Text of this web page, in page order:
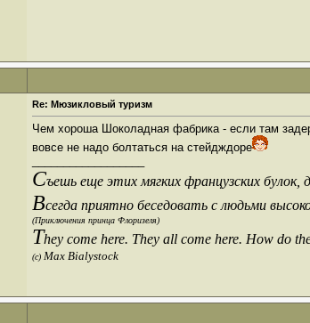
Re: Мюзикловый туризм
Чем хороша Шоколадная фабрика - если там
вовсе не надо болтаться на стейдждоре
Съешь еще этих мягких французских булок,
Всегда приятно беседовать с людьми
(Приключения принца Флоризеля)
They come here. They all come here. How do
(c) Max Bialystock